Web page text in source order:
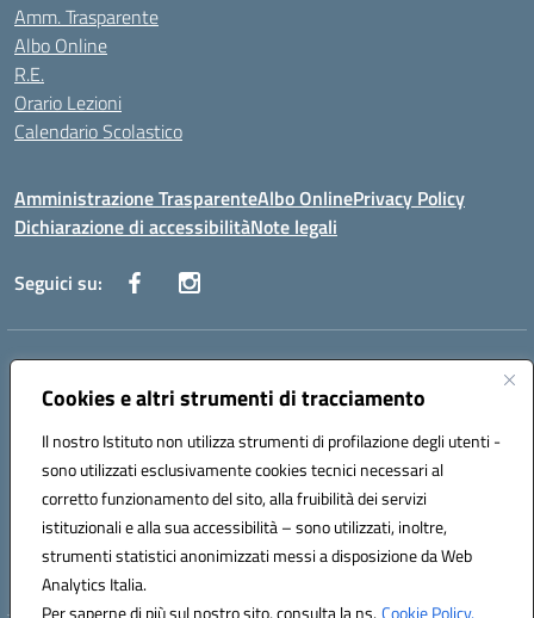
Cookies e altri strumenti di tracciamento
Il nostro Istituto non utilizza strumenti di profilazione degli utenti -
sono utilizzati esclusivamente cookies tecnici necessari al
corretto funzionamento del sito, alla fruibilità dei servizi
istituzionali e alla sua accessibilità – sono utilizzati, inoltre,
strumenti statistici anonimizzati messi a disposizione da Web
Analytics Italia.
Per saperne di più sul nostro sito, consulta la ns. Cookie Policy.
Amm. Trasparente
Albo Online
R.E.
Orario Lezioni
Calendario Scolastico
Amministrazione TrasparenteAlbo OnlinePrivacy Policy
Dichiarazione di accessibilitàNote legali
Seguici su:
Indirizzo:Via Vecchini n. 2, Ancona 60123 - Via M. Marini n. 33, Ancona
60129
Centralino:
0712805086 Email: anis01200g@istruzione.it
Posta elettronica certificata (PEC):anis01200g@pec.istruzione.it
Codice fiscale: 93122280428
Codice meccanografico:ANIS01200G
Codice Indice delle Pubbliche Amministrazioni (IPA): istsc_ANIS01200G
Codice unico di fatturazione (CUF): UF434M